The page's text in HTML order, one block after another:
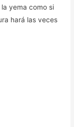
yema como si
hará las veces